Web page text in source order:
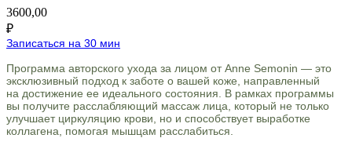
3600,00
₽
Записаться на 30 мин
Программа авторского ухода за лицом от Anne Semonin — это
эксклюзивный подход к заботе о вашей коже, направленный
на достижение ее идеального состояния. В рамках программы
вы получите расслабляющий массаж лица, который не только
улучшает циркуляцию крови, но и способствует выработке
коллагена, помогая мышцам расслабиться.